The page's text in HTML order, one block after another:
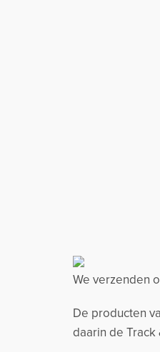
We verzenden
De producten
daarin de